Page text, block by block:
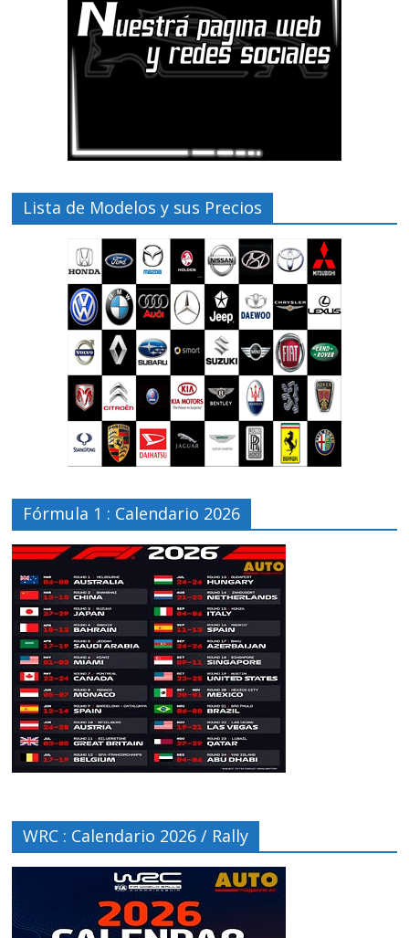
Lista de Modelos y sus Precios
Fórmula 1 : Calendario 2026
WRC : Calendario 2026 / Rally